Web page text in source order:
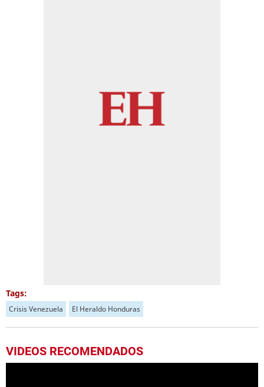
Tags:
Crisis Venezuela El Heraldo Honduras
VIDEOS RECOMENDADOS